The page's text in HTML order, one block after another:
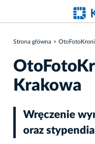
Strona główna
Krakowa
Wręczenie
oraz